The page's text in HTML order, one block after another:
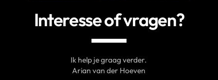
Interesse of vragen?
Ik help je graag verder.
Arian van der Hoeven